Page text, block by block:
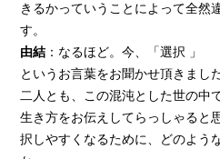
きるかっていうことによって全然
す。
由結 ：なるほど。今、「選択 」
というお言葉をお聞かせ頂きまし
二人とも、この混沌とした世の中
生き方をお伝えしてらっしゃると
択しやすくなるために、どのよう